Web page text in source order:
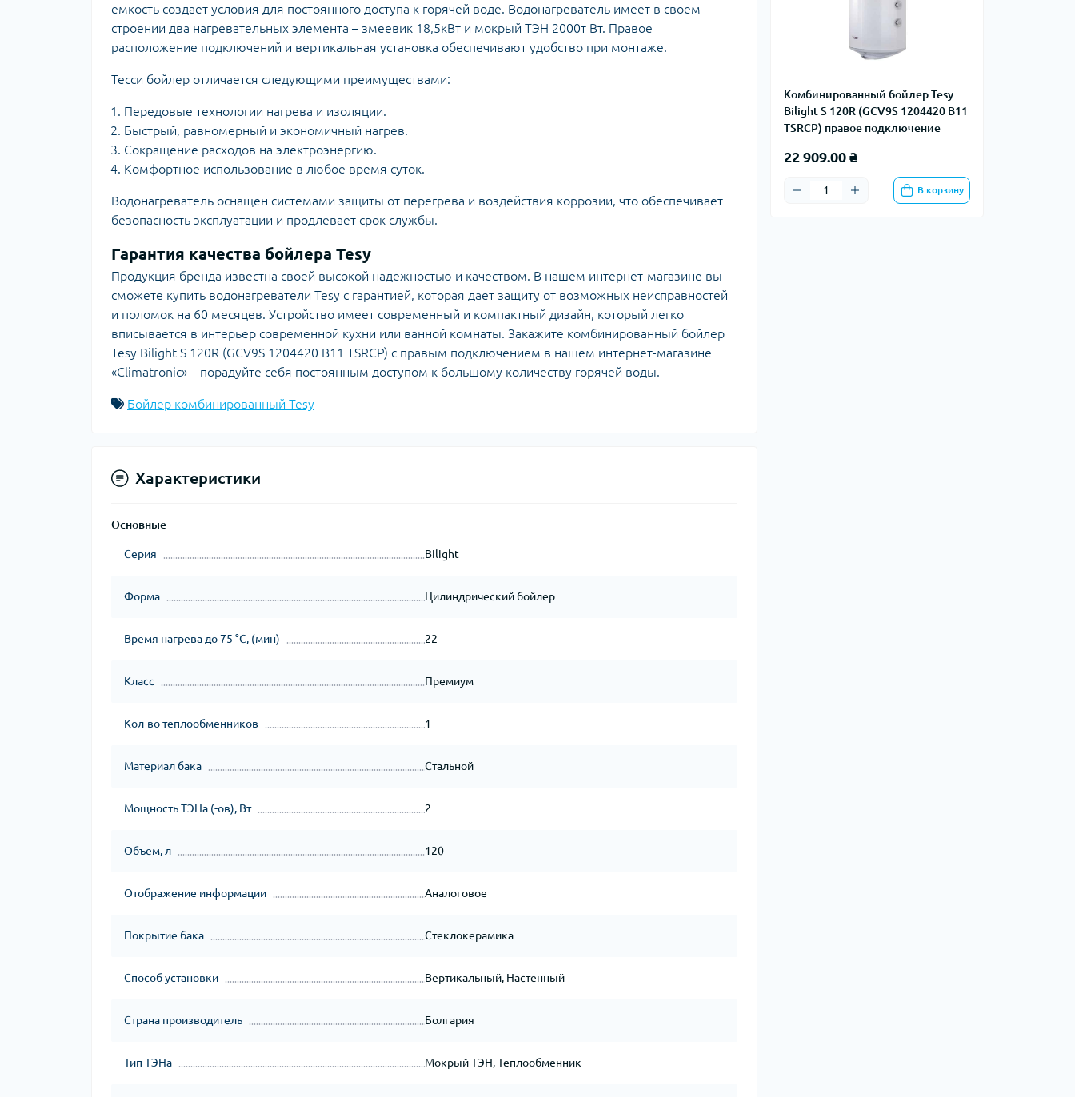
Комбинированный бойлер Tesy
Bilight S 120R (GCV9S 1204420 B11
TSRCP) правое подключение
22 909.00 ₴
В корзину
емкость создает условия для постоянного доступа к горячей воде. Водонагреватель имеет в своем
строении два нагревательных элемента – змеевик 18,5кВт и мокрый ТЭН 2000т Вт. Правое
расположение подключений и вертикальная установка обеспечивают удобство при монтаже.
Тесси бойлер отличается следующими преимуществами:
Передовые технологии нагрева и изоляции.
Быстрый, равномерный и экономичный нагрев.
Сокращение расходов на электроэнергию.
Комфортное использование в любое время суток.
Водонагреватель оснащен системами защиты от перегрева и воздействия коррозии, что обеспечивает
безопасность эксплуатации и продлевает срок службы.
Гарантия качества бойлера Tesy
Продукция бренда известна своей высокой надежностью и качеством. В нашем интернет-магазине вы
сможете купить водонагреватели Tesy с гарантией, которая дает защиту от возможных неисправностей
и поломок на 60 месяцев. Устройство имеет современный и компактный дизайн, который легко
вписывается в интерьер современной кухни или ванной комнаты. Закажите комбинированный бойлер
Tesy Bilight S 120R (GCV9S 1204420 B11 TSRCP) с правым подключением в нашем интернет-магазине
«Climatronic» – порадуйте себя постоянным доступом к большому количеству горячей воды.
Бойлер комбинированный Tesy
Характеристики
Основные
Серия Bilight
Форма Цилиндрический бойлер
Время нагрева до 75 °С, (мин) 22
Класс Премиум
Кол-во теплообменников 1
Материал бака Стальной
Мощность ТЭНа (-ов), Вт 2
Объем, л 120
Отображение информации Аналоговое
Покрытие бака Стеклокерамика
Способ установки Вертикальный, Настенный
Страна производитель Болгария
Тип ТЭНа Мокрый ТЭН, Теплообменник